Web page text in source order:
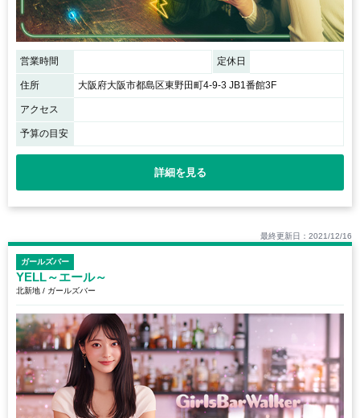
営業時間 定休日
住所 大阪府大阪市都島区東野田町4-9-3 JB1番館3F
アクセス
予算の目安
詳細を見る
最終更新日：2021/12/16
ガールズバー
YELL～エール～
北新地 / ガールズバー